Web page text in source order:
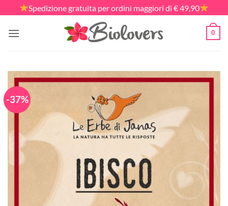
ai
contenuti
Spedizione gratuita per ordini maggiori di € 49,90
0
-37%